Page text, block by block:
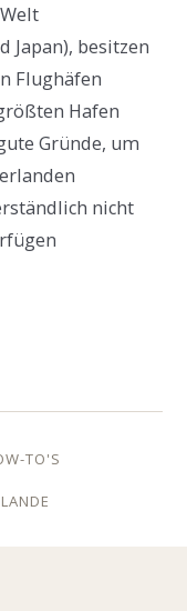
Japan), besitzen
Flughäfen
Hafen
Gründe, um
nicht
TO'S